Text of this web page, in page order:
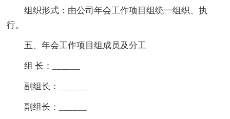
组织形式：由公司年会工作项目组统一组织、执
行。
五、年会工作项目组成员及分工
组 长：______
副组长：______
副组长：______